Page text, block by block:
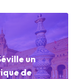
un
de